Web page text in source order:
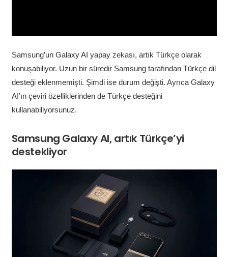
Samsung’un Galaxy AI yapay zekası, artık Türkçe olarak
konuşabiliyor. Uzun bir süredir Samsung tarafından Türkçe dil
desteği eklenmemişti. Şimdi ise durum değişti. Ayrıca Galaxy
AI’ın çeviri özelliklerinden de Türkçe desteğini
kullanabiliyorsunuz.
Samsung Galaxy AI, artık Türkçe’yi
destekliyor